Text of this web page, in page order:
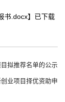
书.docx】已下载
拟推荐名单的公示
业项目择优资助申